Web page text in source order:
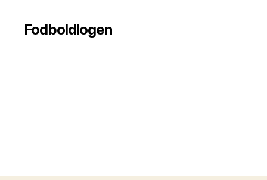
Fodboldlogen